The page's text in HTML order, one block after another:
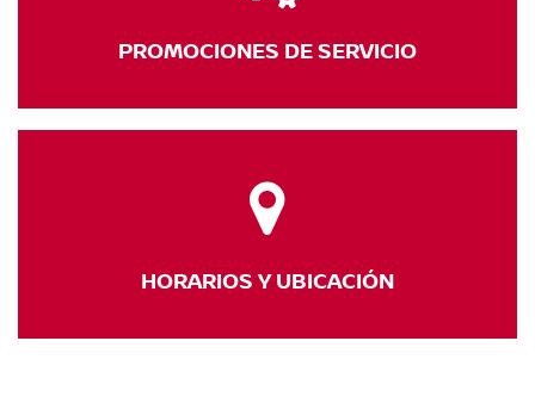
PROMOCIONES DE SERVICIO
HORARIOS Y UBICACIÓN